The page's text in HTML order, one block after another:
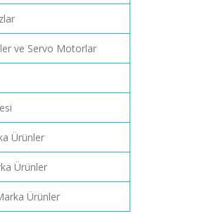
ve Servo Motorlar
Ürünler
Ürünler
Ürünler